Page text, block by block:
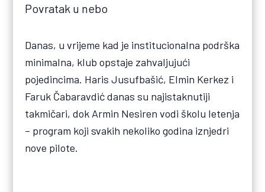
Povratak u nebo
Danas, u vrijeme kad je institucionalna podrška
minimalna, klub opstaje zahvaljujući
pojedincima. Haris Jusufbašić, Elmin Kerkez i
Faruk Čabaravdić danas su najistaknutiji
takmičari, dok Armin Nesiren vodi školu letenja
– program koji svakih nekoliko godina iznjedri
nove pilote.